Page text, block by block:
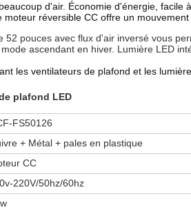
d'air. Économie d'énergie, facile
réversible CC offre un
52 pouces avec flux d'air inversé vous
ascendant en hiver. Lumière LED
les ventilateurs de plafond et les
plafond LED
FS50126
+ Métal + pales en plastique
CC
220V/50hz/60hz